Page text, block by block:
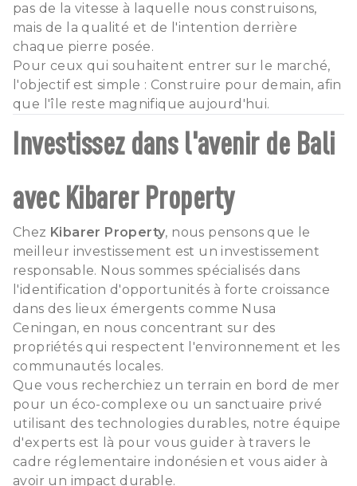
pas de la vitesse à laquelle nous construisons,
mais de la qualité et de l'intention derrière
chaque pierre posée.
Pour ceux qui souhaitent entrer sur le marché,
l'objectif est simple : Construire pour demain, afin
que l'île reste magnifique aujourd'hui.
Investissez dans l'avenir de Bali
avec Kibarer Property
Chez Kibarer Property, nous pensons que le
meilleur investissement est un investissement
responsable. Nous sommes spécialisés dans
l'identification d'opportunités à forte croissance
dans des lieux émergents comme Nusa
Ceningan, en nous concentrant sur des
propriétés qui respectent l'environnement et les
communautés locales.
Que vous recherchiez un terrain en bord de mer
pour un éco-complexe ou un sanctuaire privé
utilisant des technologies durables, notre équipe
d'experts est là pour vous guider à travers le
cadre réglementaire indonésien et vous aider à
avoir un impact durable.